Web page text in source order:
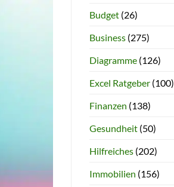
Budget(26)
Business(275)
Diagramme(126)
Excel Ratgeber(100)
Finanzen (138)
Gesundheit(50)
Hilfreiches(202)
Immobilien (156)